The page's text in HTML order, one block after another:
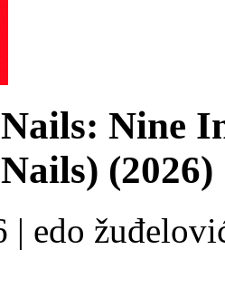
Nine
(2026)
| edo